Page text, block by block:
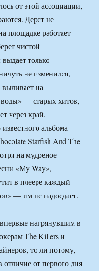
от этой ассоциации,
Дерст не
площадке работает
чистой
только
не изменился,
выливает на
— старых хитов,
через край.
альбома
Starfish And The
на мудреное
«My Way»,
в плеере каждый
— им не надоедает.
нагрянувшим в
The Killers и
то ли потому,
отличие от первого дня